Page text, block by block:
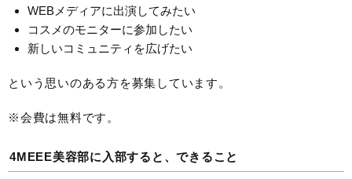
WEBメディアに出演してみたい
コスメのモニターに参加したい
新しいコミュニティを広げたい
という思いのある方を募集しています。
※会費は無料です。
4MEEE美容部に入部すると、できること